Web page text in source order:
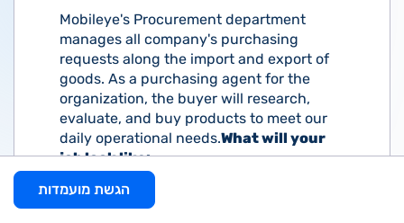
Mobileye's Procurement department
manages all company's purchasing
requests along the import and export of
goods. As a purchasing agent for the
organization, the buyer will research,
evaluate, and buy products to meet our
daily operational needs.What will your
job look like:
We are looking for a buyer rich with
experience in electronics components
הגשת מועמדות